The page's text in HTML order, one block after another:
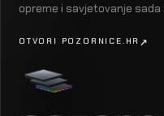
opreme i savjetovanje sada
OTVORI POZORNICE.HR